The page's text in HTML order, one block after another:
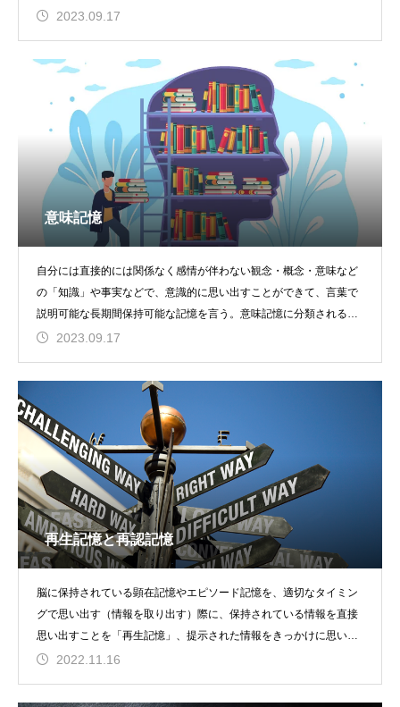
可能な長期間保持可能な
2023.09.17
意味記憶
自分には直接的には関係なく感情が伴わない観念・概念・意味など
の「知識」や事実などで、意識的に思い出すことができて、言葉で
説明可能な長期間保持可能な記憶を言う。意味記憶に分類される記
憶は、「●●を知って
2023.09.17
再生記憶と再認記憶
脳に保持されている顕在記憶やエピソード記憶を、適切なタイミン
グで思い出す（情報を取り出す）際に、保持されている情報を直接
思い出すことを「再生記憶」、提示された情報をきっかけに思い出
すことを「再認記憶」
2022.11.16